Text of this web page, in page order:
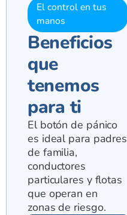
El control en tus
manos
Beneficios
que
tenemos
para ti
El botón de pánico
es ideal para padres
de familia,
conductores
particulares y flotas
que operan en
zonas de riesgo.
Reacción
rápida
Envía una alerta
instantánea ante
robos, asaltos o
amenazas.